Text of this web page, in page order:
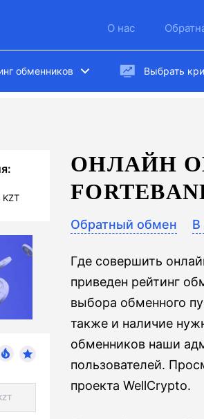
О нас
обменников Выбрать
KZT
ОНЛАЙН
Обратный обмен В
Где совершить
приведен рейтинг
выбора обменного
также и наличие
обменников наши
пользователей.
проекта WellCrypto.